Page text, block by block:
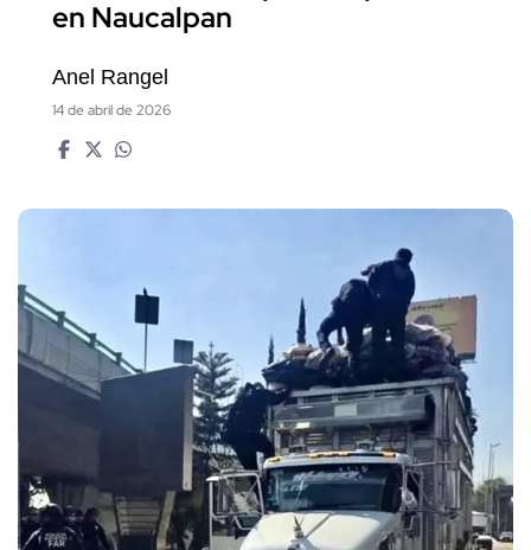
en Naucalpan
Anel Rangel
14 de abril de 2026